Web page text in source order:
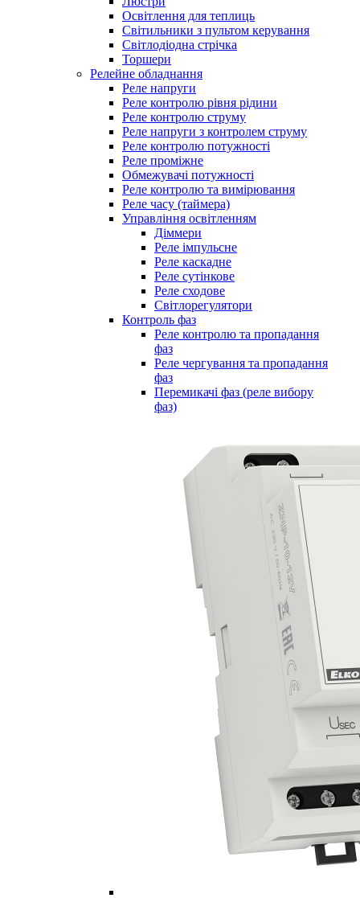
Освітлення для теплиць
Світильники з пультом керування
Світлодіодна стрічка
Торшери
Релейне обладнання
Реле напруги
Реле контролю рівня рідини
Реле контролю струму
Реле напруги з контролем струму
Реле контролю потужності
Реле проміжне
Обмежувачі потужності
Реле контролю та вимірювання
Реле часу (таймера)
Управління освітленням
Діммери
Реле імпульсне
Реле каскадне
Реле сутінкове
Реле сходове
Світлорегулятори
Контроль фаз
Реле контролю та пропадання
фаз
Реле чергування та пропадання
фаз
Перемикачі фаз (реле вибору
фаз)